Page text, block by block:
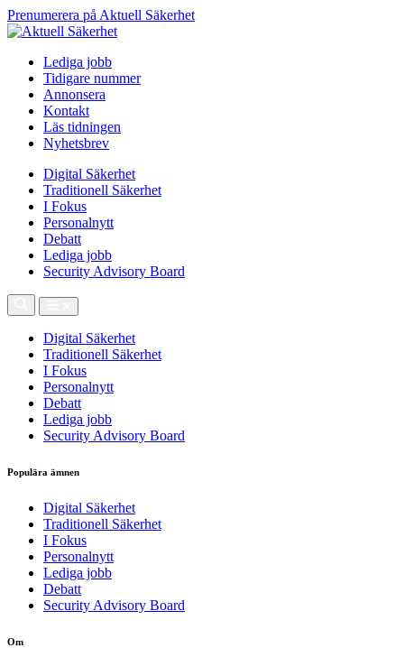
Prenumerera på Aktuell Säkerhet
Lediga jobb
Tidigare nummer
Annonsera
Kontakt
Läs tidningen
Nyhetsbrev
Digital Säkerhet
Traditionell Säkerhet
I Fokus
Personalnytt
Debatt
Lediga jobb
Security Advisory Board
Digital Säkerhet
Traditionell Säkerhet
I Fokus
Personalnytt
Debatt
Lediga jobb
Security Advisory Board
Populära ämnen
Digital Säkerhet
Traditionell Säkerhet
I Fokus
Personalnytt
Lediga jobb
Debatt
Security Advisory Board
Om